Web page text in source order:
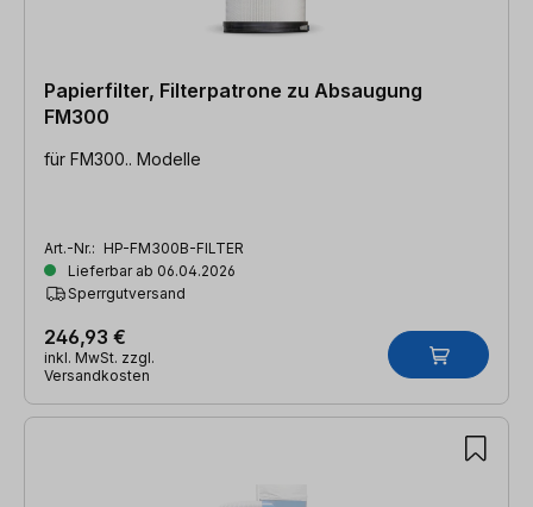
Papierfilter, Filterpatrone zu Absaugung
FM300
für FM300.. Modelle
Art.-Nr.: HP-FM300B-FILTER
Lieferbar ab 06.04.2026
Sperrgutversand
246,93 €
inkl. MwSt. zzgl.
Versandkosten